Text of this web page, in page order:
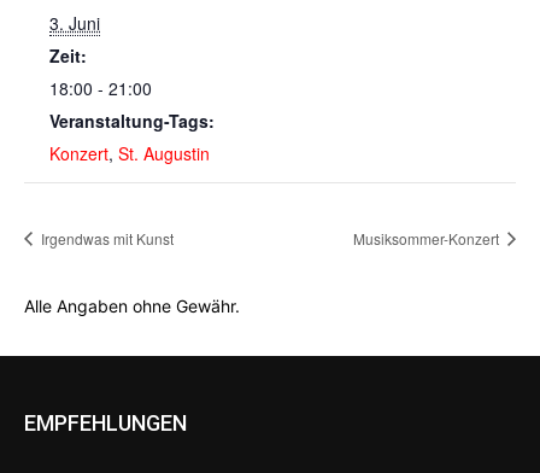
3. Juni
Zeit:
18:00 - 21:00
Veranstaltung-Tags:
Konzert, St. Augustin
Irgendwas mit Kunst Musiksommer-Konzert
Alle Angaben ohne Gewähr.
EMPFEHLUNGEN